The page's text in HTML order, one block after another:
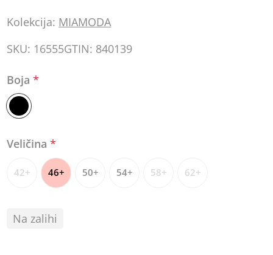
Kolekcija: MIAMODA
SKU: 16555GTIN: 840139
Boja*
Veličina*
42+ 46+ 50+ 54+ 58+ 62+
Na zalihi